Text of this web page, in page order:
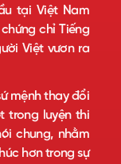
tại Việt Nam
chỉ Tiếng
Việt vươn ra
mệnh thay đổi
trong luyện thi
chung, nhằm
hơn trong sự